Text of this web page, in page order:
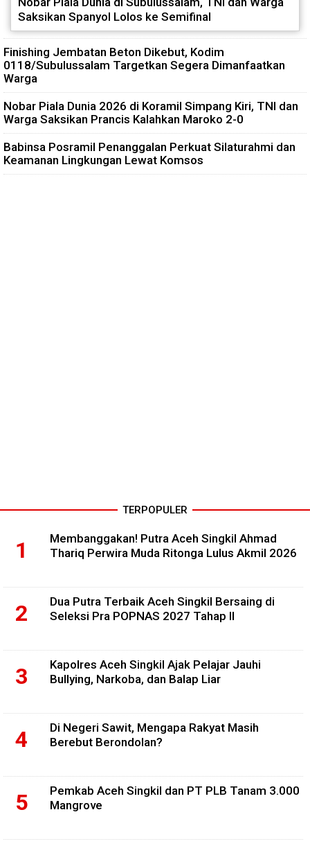
Saksikan Spanyol Lolos ke Semifinal
Finishing Jembatan Beton Dikebut, Kodim
0118/Subulussalam Targetkan Segera Dimanfaatkan
Warga
Nobar Piala Dunia 2026 di Koramil Simpang Kiri, TNI dan
Warga Saksikan Prancis Kalahkan Maroko 2-0
Babinsa Posramil Penanggalan Perkuat Silaturahmi dan
Keamanan Lingkungan Lewat Komsos
TERPOPULER
Membanggakan! Putra Aceh Singkil Ahmad
Thariq Perwira Muda Ritonga Lulus Akmil 2026
Dua Putra Terbaik Aceh Singkil Bersaing di
Seleksi Pra POPNAS 2027 Tahap II
Kapolres Aceh Singkil Ajak Pelajar Jauhi
Bullying, Narkoba, dan Balap Liar
Di Negeri Sawit, Mengapa Rakyat Masih
Berebut Berondolan?
Pemkab Aceh Singkil dan PT PLB Tanam 3.000
Mangrove